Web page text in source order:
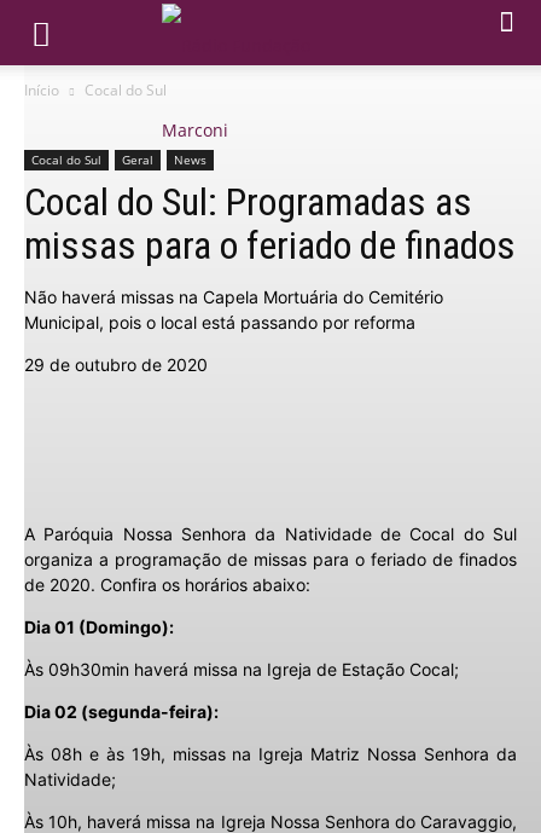
Início Cocal do Sul
Cocal do Sul Geral News
Cocal do Sul: Programadas as
missas para o feriado de finados
Não haverá missas na Capela Mortuária do Cemitério
Municipal, pois o local está passando por reforma
29 de outubro de 2020
A Paróquia Nossa Senhora da Natividade de Cocal do Sul
organiza a programação de missas para o feriado de finados
de 2020. Confira os horários abaixo:
Dia 01 (Domingo):
Às 09h30min haverá missa na Igreja de Estação Cocal;
Dia 02 (segunda-feira):
Às 08h e às 19h, missas na Igreja Matriz Nossa Senhora da
Natividade;
Às 10h, haverá missa na Igreja Nossa Senhora do Caravaggio,